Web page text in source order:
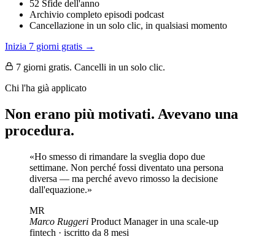
52 Sfide dell'anno
Archivio completo episodi podcast
Cancellazione in un solo clic, in qualsiasi momento
Inizia 7 giorni gratis →
7 giorni gratis. Cancelli in un solo clic.
Chi l'ha già applicato
Non erano più motivati. Avevano una
procedura.
«Ho smesso di rimandare la sveglia dopo due
settimane. Non perché fossi diventato una persona
diversa — ma perché avevo rimosso la decisione
dall'equazione.»
MR
Marco Ruggeri Product Manager in una scale-up
fintech · iscritto da 8 mesi